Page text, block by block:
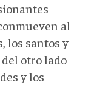
al
los santos y
otro lado
y los